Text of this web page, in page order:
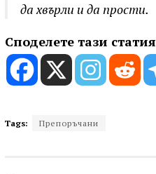
да хвърли и да прости.
Споделете тази статия
Tags: Препоръчани